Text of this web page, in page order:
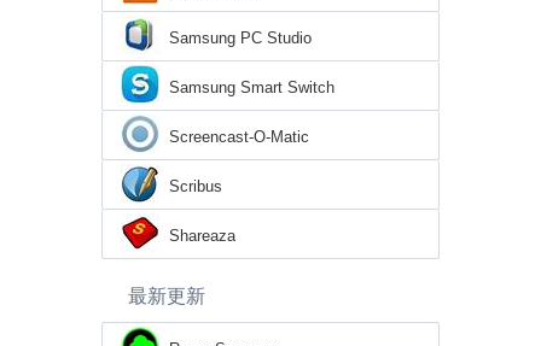
Samsung PC Studio
Samsung Smart Switch
Screencast-O-Matic
Scribus
Shareaza
最新更新